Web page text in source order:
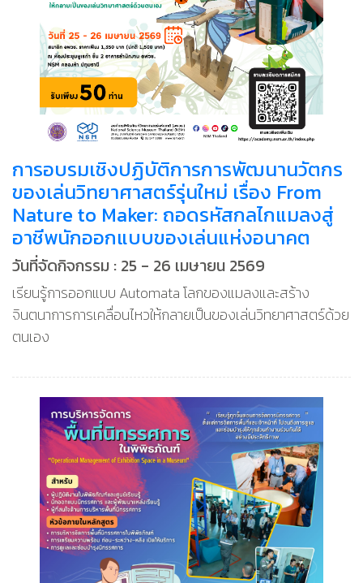
การอบรมเชิงปฏิบัติการการพัฒนานวัตกร
ของเล่นวิทยาศาสตร์รุ่นใหม่ เรื่อง From
Nature to Maker: ถอดรหัสกลไกแมลงสู่
อาชีพนักออกแบบของเล่นแห่งอนาคต
วันที่จัดกิจกรรม : 25 - 26 เมษายน 2569
เรียนรู้การออกแบบ Automata โลกของแมลงและสร้าง
จินตนาการการเคลื่อนไหวให้กลายเป็นของเล่นวิทยาศาสตร์ด้วย
ตนเอง